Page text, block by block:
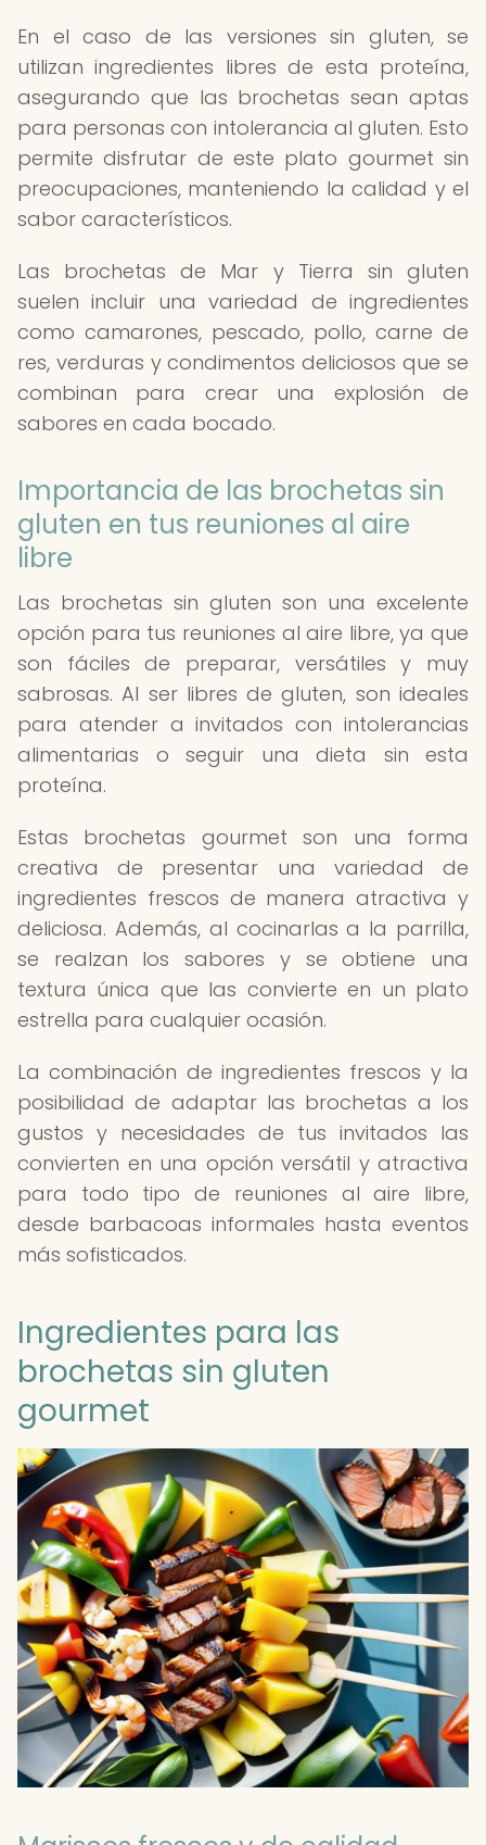
En el caso de las versiones sin gluten, se
utilizan ingredientes libres de esta proteína,
asegurando que las brochetas sean aptas
para personas con intolerancia al gluten. Esto
permite disfrutar de este plato gourmet sin
preocupaciones, manteniendo la calidad y el
sabor característicos.
Las brochetas de Mar y Tierra sin gluten
suelen incluir una variedad de ingredientes
como camarones, pescado, pollo, carne de
res, verduras y condimentos deliciosos que se
combinan para crear una explosión de
sabores en cada bocado.
Importancia de las brochetas sin
gluten en tus reuniones al aire
libre
Las brochetas sin gluten son una excelente
opción para tus reuniones al aire libre, ya que
son fáciles de preparar, versátiles y muy
sabrosas. Al ser libres de gluten, son ideales
para atender a invitados con intolerancias
alimentarias o seguir una dieta sin esta
proteína.
Estas brochetas gourmet son una forma
creativa de presentar una variedad de
ingredientes frescos de manera atractiva y
deliciosa. Además, al cocinarlas a la parrilla,
se realzan los sabores y se obtiene una
textura única que las convierte en un plato
estrella para cualquier ocasión.
La combinación de ingredientes frescos y la
posibilidad de adaptar las brochetas a los
gustos y necesidades de tus invitados las
convierten en una opción versátil y atractiva
para todo tipo de reuniones al aire libre,
desde barbacoas informales hasta eventos
más sofisticados.
Ingredientes para las
brochetas sin gluten
gourmet